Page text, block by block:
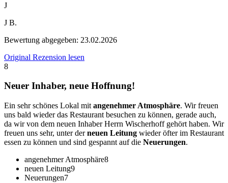
J
J B.
Bewertung abgegeben: 23.02.2026
Original Rezension lesen
8
Neuer Inhaber, neue Hoffnung!
Ein sehr schönes Lokal mit angenehmer Atmosphäre. Wir freuen
uns bald wieder das Restaurant besuchen zu können, gerade auch,
da wir von dem neuen Inhaber Herrn Wischerhoff gehört haben. Wir
freuen uns sehr, unter derneuen Leitung wieder öfter im Restaurant
essen zu können und sind gespannt auf die Neuerungen.
angenehmer Atmosphäre8
neuen Leitung9
Neuerungen7